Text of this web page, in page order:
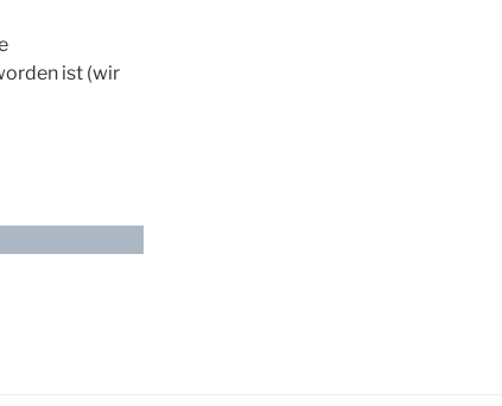
ist (wir